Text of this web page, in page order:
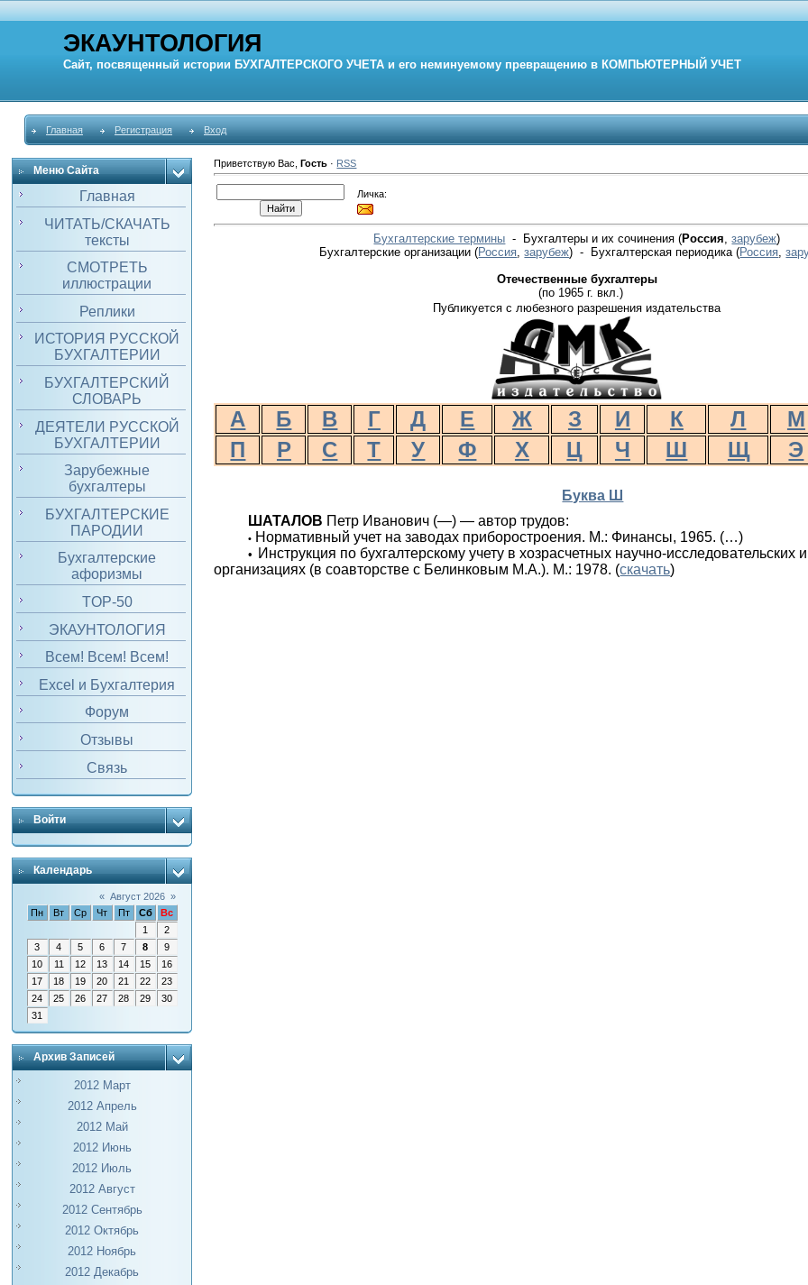
ЭКАУНТОЛОГИЯ
Сайт, посвященный истории БУХГАЛТЕРСКОГО УЧЕТА и его неминуемому превращению в КОМПЬЮТЕРНЫЙ УЧЕТ
Главная Регистрация Вход
Меню Сайта
Главная
ЧИТАТЬ/СКАЧАТЬ
тексты
СМОТРЕТЬ
иллюстрации
Реплики
ИСТОРИЯ РУССКОЙ
БУХГАЛТЕРИИ
БУХГАЛТЕРСКИЙ
СЛОВАРЬ
ДЕЯТЕЛИ РУССКОЙ
БУХГАЛТЕРИИ
Зарубежные
бухгалтеры
БУХГАЛТЕРСКИЕ
ПАРОДИИ
Бухгалтерские
афоризмы
TOP-50
ЭКАУНТОЛОГИЯ
Всем! Всем! Всем!
Excel и Бухгалтерия
Форум
Отзывы
Связь
Войти
Календарь
« Август 2026 »
Пн
Вт Ср Чт Пт Сб
Вс
1
2
3
4 5 6 7 8
9
10
11 12 13 14 15
16
17
18 19 20 21 22
23
24
25 26 27 28 29
30
31
Архив Записей
2012 Март
2012 Апрель
2012 Май
2012 Июнь
2012 Июль
2012 Август
2012 Сентябрь
2012 Октябрь
2012 Ноябрь
2012 Декабрь
Приветствую Вас ,Гость · RSS
Личка:
Бухгалтерские термины - Бухгалтеры и их сочинения (Россия ,зарубеж)
Бухгалтерские организации(Россия ,зарубеж) - Бухгалтерская периодика(Россия ,
Отечественные бухгалтеры
(по 1965 г. вкл.)
Публикуется с любезного разрешения издательства
А Б В Г Д Е Ж З И К Л М
П
Р С Т У Ф Х Ц Ч Ш Щ Э
Буква Ш
ШАТАЛОВ Петр Иванович (—) — автор трудов:
• Нормативный учет на заводах приборостроения. М.: Финансы, 1965. (…)​
• Инструкция по бухгалтерскому учету в хозрасчетных научно-исследовательских
организациях (в соавторстве с Белинковым М.А.). М.: 1978. (скачать)